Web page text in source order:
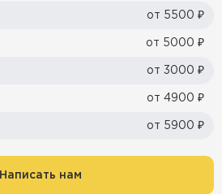
от 5500 ₽
от 5000 ₽
от 3000 ₽
от 4900 ₽
от 5900 ₽
Написать нам